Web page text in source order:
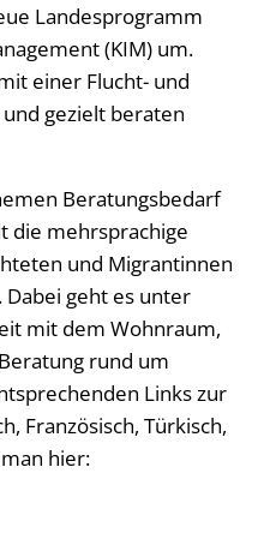
Landesprogramm
(KIM) um.
einer Flucht- und
gezielt beraten
Beratungsbedarf
die mehrsprachige
und Migrantinnen
geht es unter
mit dem Wohnraum,
rund um
Links zur
Französisch, Türkisch,
hier: